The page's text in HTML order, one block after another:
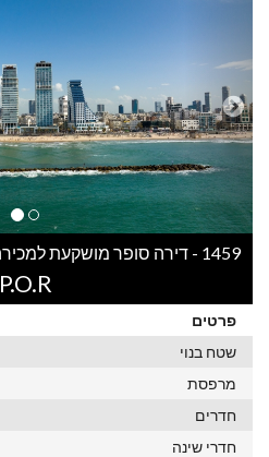
1459 - דירה סופר מושקעת למכירה בפרויקט מגדלי טיילת דוד
P.O.R
פרטים
שטח בנוי
מרפסת
חדרים
חדרי שינה